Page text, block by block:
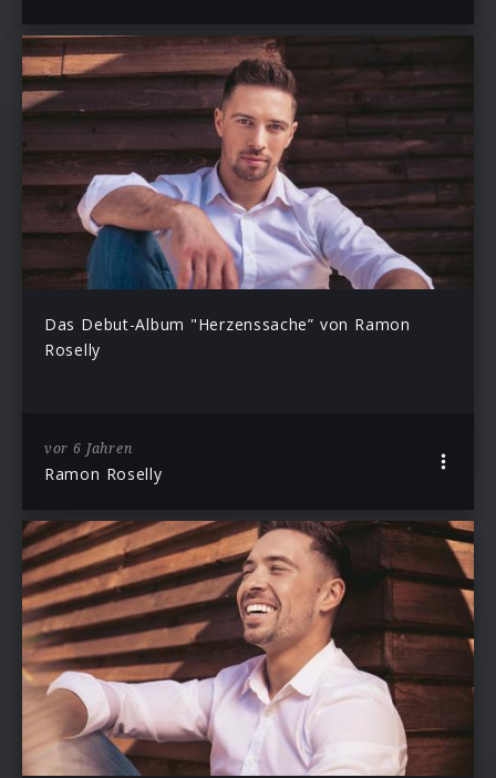
Das Debut-Album "Herzenssache” von Ramon
Roselly
vor 6 Jahren
Ramon Roselly